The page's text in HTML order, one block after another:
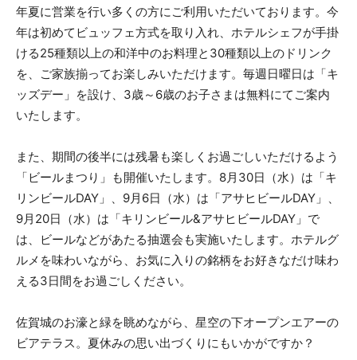
年夏に営業を行い多くの方にご利用いただいております。今
年は初めてビュッフェ方式を取り入れ、ホテルシェフが手掛
ける25種類以上の和洋中のお料理と30種類以上のドリンク
を、ご家族揃ってお楽しみいただけます。毎週日曜日は「キ
ッズデー」を設け、3歳～6歳のお子さまは無料にてご案内
いたします。
また、期間の後半には残暑も楽しくお過ごしいただけるよう
「ビールまつり」も開催いたします。8月30日（水）は「キ
リンビールDAY」、9月6日（水）は「アサヒビールDAY」、
9月20日（水）は「キリンビール&アサヒビールDAY」で
は、ビールなどがあたる抽選会も実施いたします。ホテルグ
ルメを味わいながら、お気に入りの銘柄をお好きなだけ味わ
える3日間をお過ごしください。
佐賀城のお濠と緑を眺めながら、星空の下オープンエアーの
ビアテラス。夏休みの思い出づくりにもいかがですか？